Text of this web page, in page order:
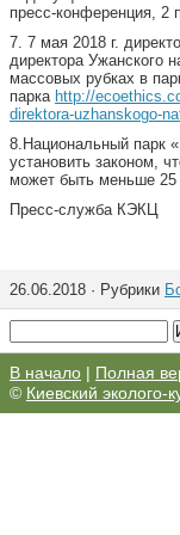
пресс-конференция, 2
7. 7 мая 2018 г.
директора Ужанского
массовых рубках в
парка http://
direktora-uzhanskogo-
8.Национальный парк
установить законом,
может быть меньше
Пресс-служба КЭКЦ
26.06.2018 · Рубрики
В начало | Полная
© Киевский эколого-